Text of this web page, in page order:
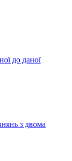
до даної
з двома